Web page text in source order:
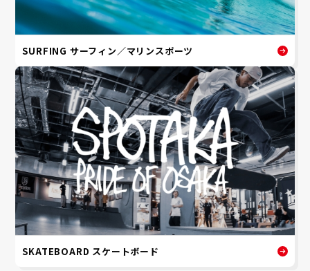
SURFING サーフィン／マリンスポーツ
SKATEBOARD スケートボード